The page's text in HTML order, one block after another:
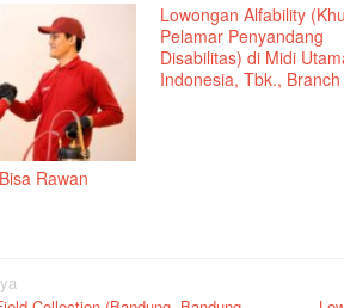
Rawan
Lowongan Alfability
Pelamar Penyandang
Disabilitas) di Midi
Indonesia, Tbk., Branch